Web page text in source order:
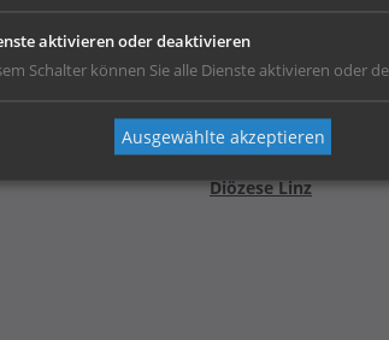
Ihr Kontakt zur
Diözese Linz
aktivieren oder deaktivieren
Schalter können Sie alle Dienste aktivieren oder
Ausgewählte akzeptieren